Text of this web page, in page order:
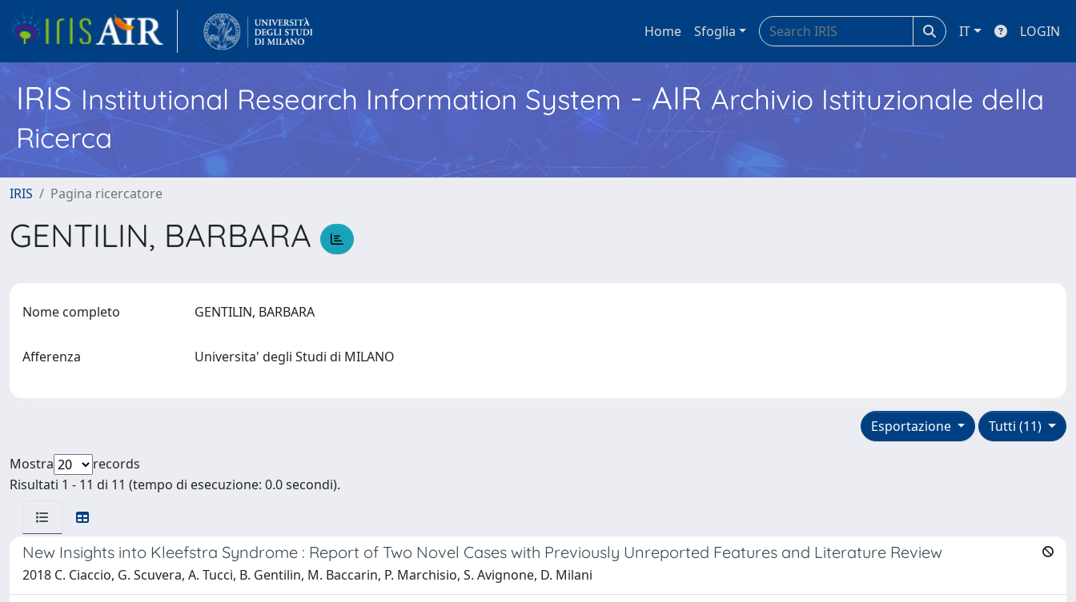
Home Sfoglia IT LOGIN
IRISInstitutional Research Information System - AIR Archivio Istituzionale della
Ricerca
IRIS Pagina ricercatore
GENTILIN, BARBARA
Nome completo GENTILIN, BARBARA
Afferenza Universita' degli Studi di MILANO
Tutti (11)
Esportazione
Mostra
records
Risultati 1 - 11 di 11 (tempo di esecuzione: 0.0 secondi).
New Insights into Kleefstra Syndrome : Report of Two Novel Cases with Previously Unreported Features and Literature Review
2018 C. Ciaccio, G. Scuvera, A. Tucci, B. Gentilin, M. Baccarin, P. Marchisio, S. Avignone, D. Milani